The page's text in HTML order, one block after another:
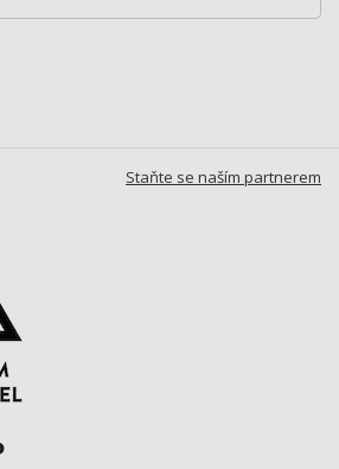
Staňte se naším partnerem